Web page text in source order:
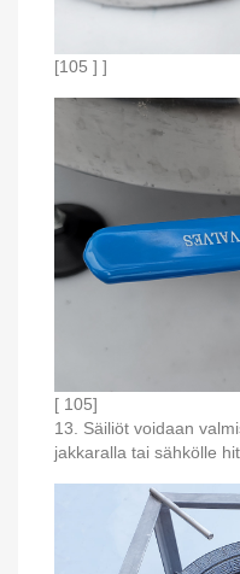
[105 ] ]
[ 105]
13. Säiliöt voidaan
jakkaralla tai sähkölle